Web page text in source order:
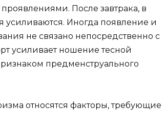
После завтрака, в
Иногда появление и
не связано непосредственно с
усиливает ношение тесной
предменструального
относятся факторы, требующие